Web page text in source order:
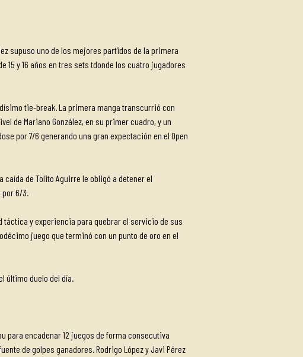
supuso uno de los mejores partidos de la primera
y 16 años en tres sets tdonde los cuatro jugadores
tie-break. La primera manga transcurrió con
de Mariano González, en su primer cuadro, y un
por 7/6 generando una gran expectación en el Open
caída de Tolito Aguirre le obligó a detener el
por 6/3.
y experiencia para quebrar el servicio de sus
juego que terminó con un punto de oro en el
último duelo del día.
para encadenar 12 juegos de forma consecutiva
de golpes ganadores. Rodrigo López y Javi Pérez